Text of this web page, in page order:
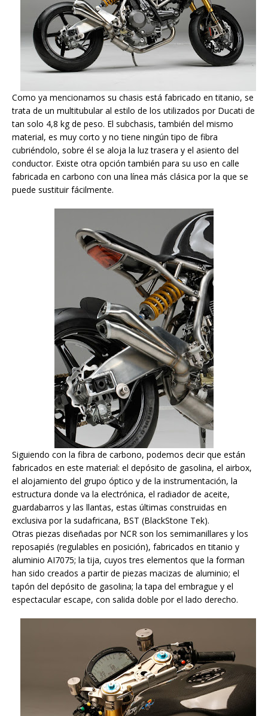
Como ya mencionamos su chasis está fabricado en titanio, se
trata de un multitubular al estilo de los utilizados por Ducati de
tan solo 4,8 kg de peso. El subchasis, también del mismo
material, es muy corto y no tiene ningún tipo de fibra
cubriéndolo, sobre él se aloja la luz trasera y el asiento del
conductor. Existe otra opción también para su uso en calle
fabricada en carbono con una línea más clásica por la que se
puede sustituir fácilmente.
Siguiendo con la fibra de carbono, podemos decir que están
fabricados en este material: el depósito de gasolina, el airbox,
el alojamiento del grupo óptico y de la instrumentación, la
estructura donde va la electrónica, el radiador de aceite,
guardabarros y las llantas, estas últimas construidas en
exclusiva por la sudafricana, BST (BlackStone Tek).
Otras piezas diseñadas por NCR son los semimanillares y los
reposapiés (regulables en posición), fabricados en titanio y
aluminio AI7075; la tija, cuyos tres elementos que la forman
han sido creados a partir de piezas macizas de aluminio; el
tapón del depósito de gasolina; la tapa del embrague y el
espectacular escape, con salida doble por el lado derecho.